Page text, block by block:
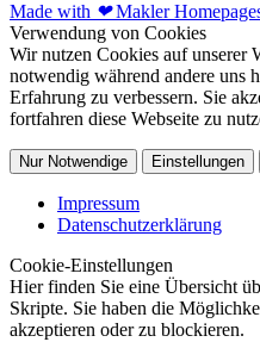
Made with ❤Makler
Verwendung von Cookies
Wir nutzen Cookies auf unserer
notwendig während andere uns
Erfahrung zu verbessern. Sie
fortfahren diese Webseite zu
Nur Notwendige Einstellungen
Impressum
Datenschutzerklärung
Cookie-Einstellungen
Hier finden Sie eine Übersicht
Skripte. Sie haben die
akzeptieren oder zu blockieren.